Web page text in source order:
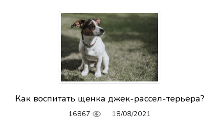
Как воспитать щенка джек-рассел-терьера?
16867 18/08/2021